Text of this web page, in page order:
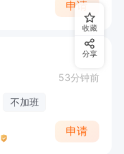
申请
53分钟前
不加班
申请
收藏
分享